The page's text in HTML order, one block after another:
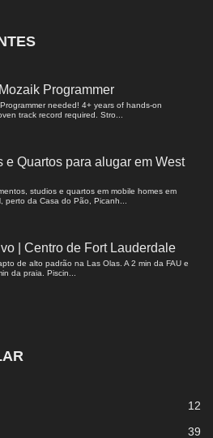
Programmer
needed! 4+ years of hands-on
track record required. Stro...
e Quartos para alugar em West
studios e quartos em mobile homes em
perto da Casa do Pão, Picanh...
| Centro de Fort Lauderdale
de alto padrão na Las Olas. A 2 min da FAU e
da praia. Piscin...
12
39